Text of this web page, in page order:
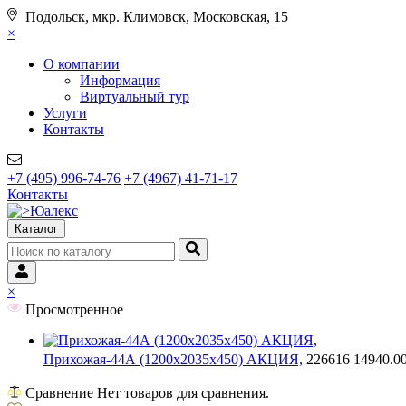
Подольск, мкр. Климовск, Московская, 15
×
О компании
Информация
Виртуальный тур
Услуги
Контакты
+7 (495) 996-74-76 +7 (4967) 41-71-17
Контакты
Каталог
×
Просмотренное
Прихожая-44А (1200х2035х450) АКЦИЯ, 226616
Сравнение Нет товаров для сравнения.